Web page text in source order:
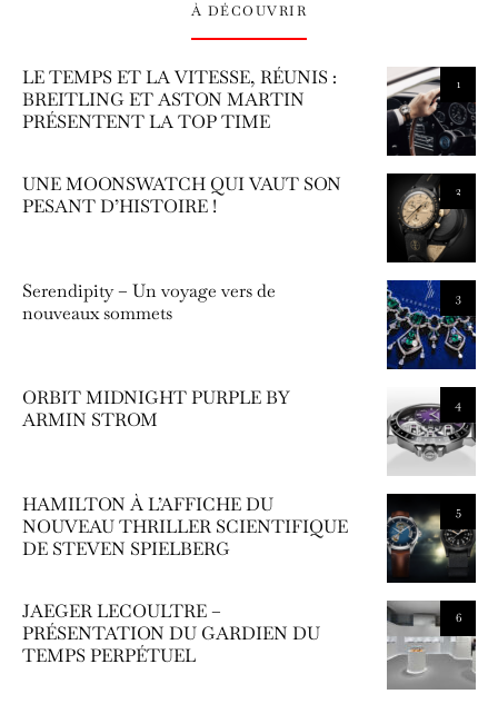
À DÉCOUVRIR
1
LE TEMPS ET LA VITESSE, RÉUNIS :
BREITLING ET ASTON MARTIN
PRÉSENTENT LA TOP TIME
2
UNE MOONSWATCH QUI VAUT SON
PESANT D’HISTOIRE !
3
Serendipity – Un voyage vers de
nouveaux sommets
4
ORBIT MIDNIGHT PURPLE BY
ARMIN STROM
5
HAMILTON À L’AFFICHE DU
NOUVEAU THRILLER SCIENTIFIQUE
DE STEVEN SPIELBERG
6
JAEGER LECOULTRE –
PRÉSENTATION DU GARDIEN DU
TEMPS PERPÉTUEL